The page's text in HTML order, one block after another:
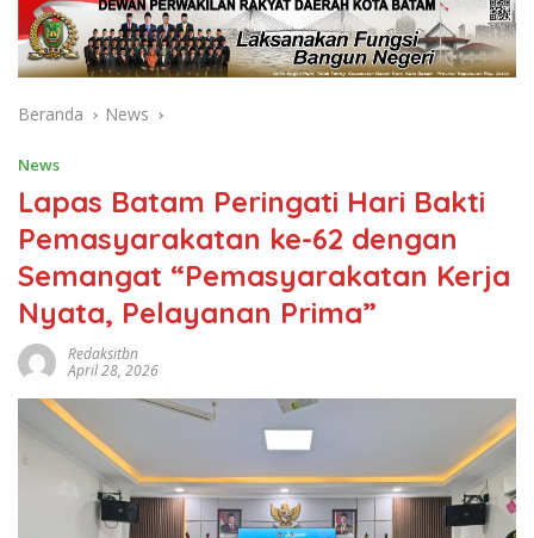
Beranda News
News
Lapas Batam Peringati Hari Bakti
Pemasyarakatan ke-62 dengan
Semangat “Pemasyarakatan Kerja
Nyata, Pelayanan Prima”
Redaksitbn
April 28, 2026